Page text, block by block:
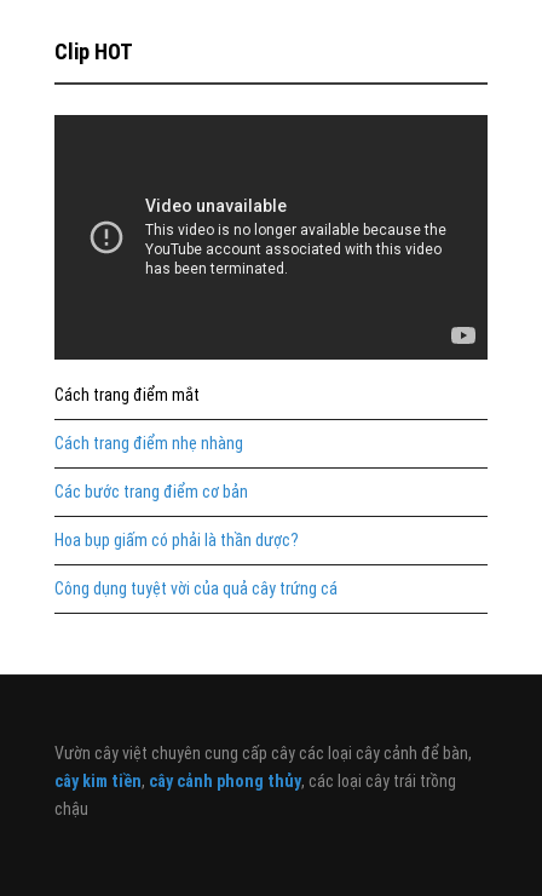
Clip HOT
Cách trang điểm mắt
Cách trang điểm nhẹ nhàng
Các bước trang điểm cơ bản
Hoa bụp giấm có phải là thần dược?
Công dụng tuyệt vời của quả cây trứng cá
Vườn cây việt chuyên cung cấp cây các loại cây cảnh để bàn,
cây kim tiền, cây cảnh phong thủy, các loại cây trái trồng
chậu